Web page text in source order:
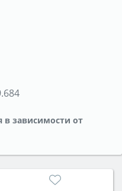
в зависимости от